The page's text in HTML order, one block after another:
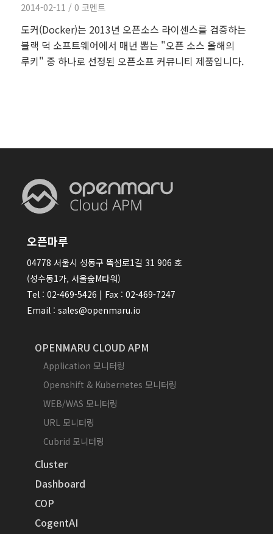
2014-02-11 / 0 코멘트
도커(Docker)는 2013년 오픈소스 라이센스를 검증하는
블랙 덕 소프트웨어에서 매년 뽑는 "오픈 소스 올해의
루키" 중 하나로 선정된 오픈소프 커뮤니티 제품입니다.
오픈마루
04778 서울시 성동구 뚝섬로1길 31 906 호
(성수동1가, 서울숲M타워)
Tel : 02-469-5426 | Fax : 02-469-7247
Email : sales@openmaru.io
OPENMARU CLOUD APM
Application 모니터링
Openshift & Kubernetes 모니터링
WEB/WAS 모니터링
URL 모니터링
Cubrid 모니터링
Cluster
Dashboard
COP
CogentAI